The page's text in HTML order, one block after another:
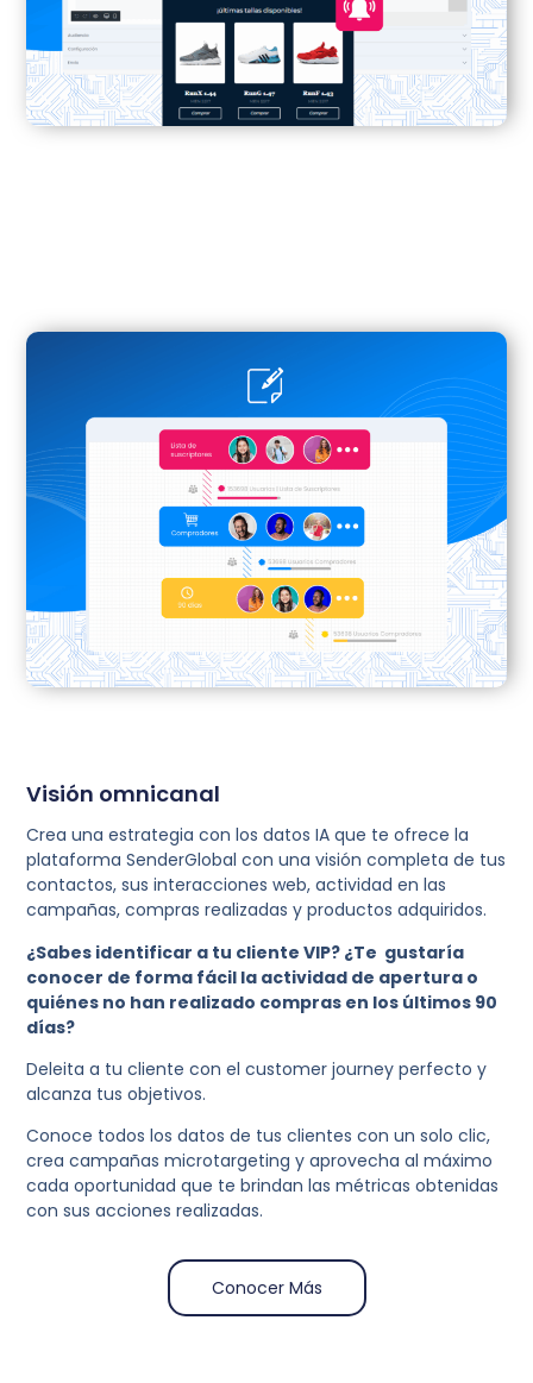
Visión omnicanal
Crea una estrategia con los datos IA que te ofrece la
plataforma SenderGlobal con una visión completa de tus
contactos, sus interacciones web, actividad en las
campañas, compras realizadas y productos adquiridos.
¿Sabes identificar a tu cliente VIP? ¿Te gustaría
conocer de forma fácil la actividad de apertura o
quiénes no han realizado compras en los últimos 90
días?
Deleita a tu cliente con el customer journey perfecto y
alcanza tus objetivos.
Conoce todos los datos de tus clientes con un solo clic,
crea campañas microtargeting y aprovecha al máximo
cada oportunidad que te brindan las métricas obtenidas
con sus acciones realizadas.
Conocer Más